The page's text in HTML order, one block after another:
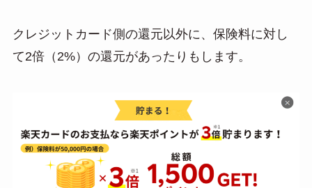
クレジットカード側の還元以外に、保険料に対し
て2倍（2%）の還元があったりもします。